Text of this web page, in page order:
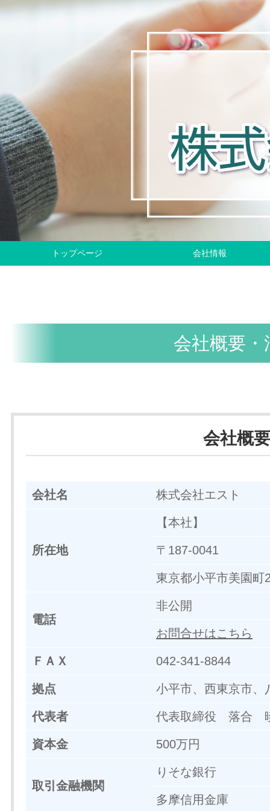
トップページ 会社情報
会社概要・
会社概要
会社名 株式会社エスト
所在地
【本社】
〒187-0041
東京都小平市美園町
電話
非公開
お問合せはこちら
ＦＡＸ 042-341-8844
拠点 小平市、西東京市、
代表者 代表取締役 落合
資本金 500万円
取引金融機関
りそな銀行
多摩信用金庫